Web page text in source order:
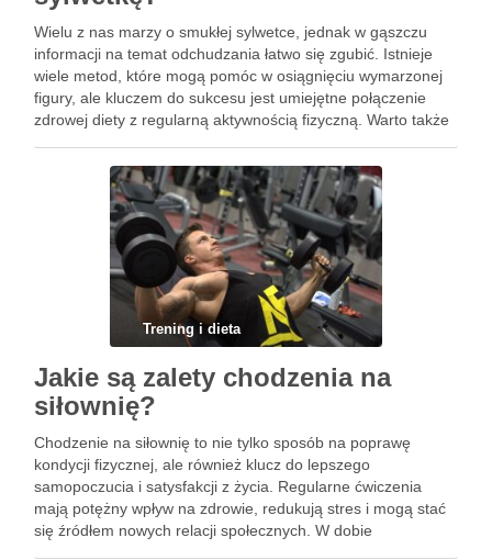
Wielu z nas marzy o smukłej sylwetce, jednak w gąszczu
informacji na temat odchudzania łatwo się zgubić. Istnieje
wiele metod, które mogą pomóc w osiągnięciu wymarzonej
figury, ale kluczem do sukcesu jest umiejętne połączenie
zdrowej diety z regularną aktywnością fizyczną. Warto także
Trening i dieta
Jakie są zalety chodzenia na
siłownię?
Chodzenie na siłownię to nie tylko sposób na poprawę
kondycji fizycznej, ale również klucz do lepszego
samopoczucia i satysfakcji z życia. Regularne ćwiczenia
mają potężny wpływ na zdrowie, redukują stres i mogą stać
się źródłem nowych relacji społecznych. W dobie